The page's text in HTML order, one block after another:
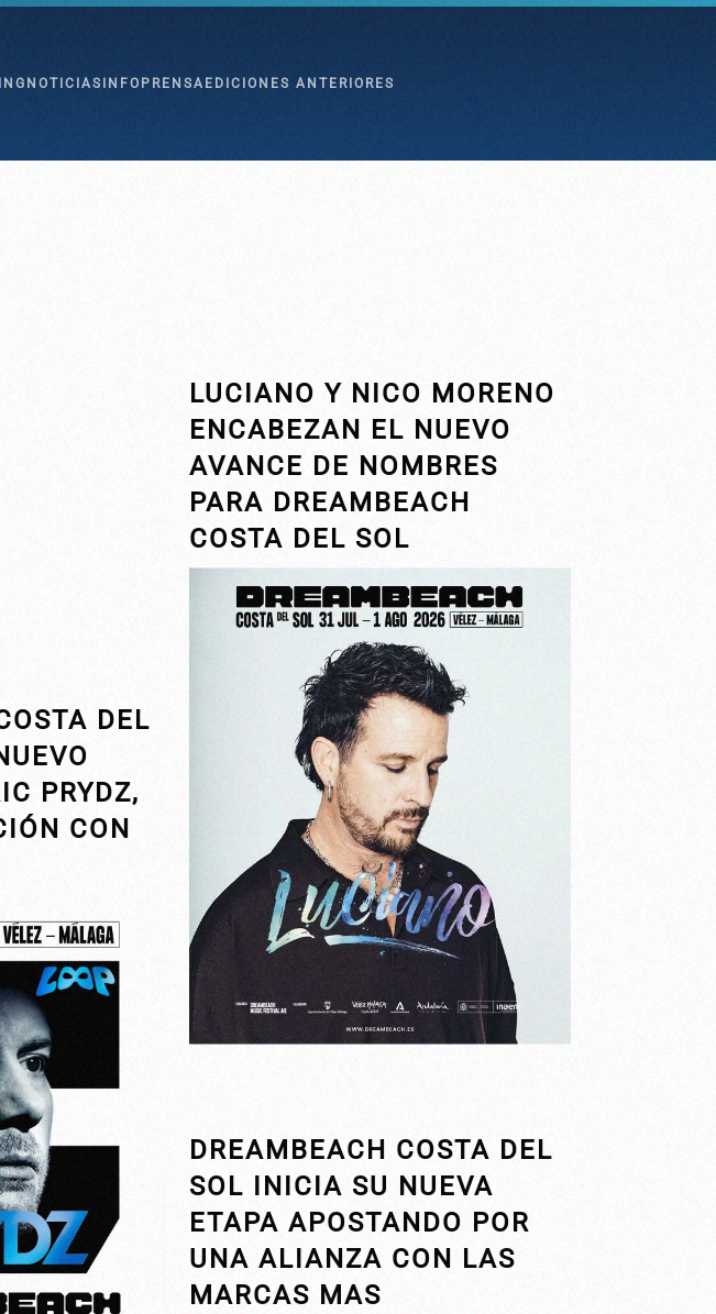
NOTICIAS INFO PRENSA EDICIONES ANTERIORES
DEL
PRYDZ,
CON
LUCIANO Y NICO MORENO
ENCABEZAN EL NUEVO
AVANCE DE NOMBRES
PARA DREAMBEACH
COSTA DEL SOL
DREAMBEACH COSTA DEL
SOL INICIA SU NUEVA
ETAPA APOSTANDO POR
UNA ALIANZA CON LAS
MARCAS MAS